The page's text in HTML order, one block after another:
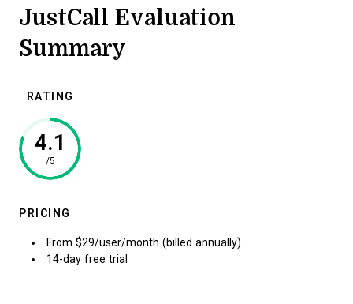
JustCall Evaluation
Summary
RATING
4.1
/5
PRICING
From $29/user/month (billed annually)
14-day free trial